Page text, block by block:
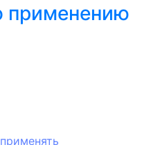
применению